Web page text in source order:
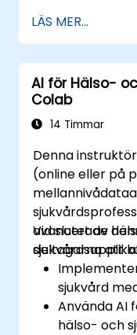
AI-drivna
Omfattar
analys,
djupinlärning
och datadriven
inom
karriärrelevanta
LÄS MER...
AI för Hälso-
Colab
14 Timmar
Denna
(online eller på
avancerade
Vid slutet av
deltagarna att
sjukvård
Använda AI
hälso- och